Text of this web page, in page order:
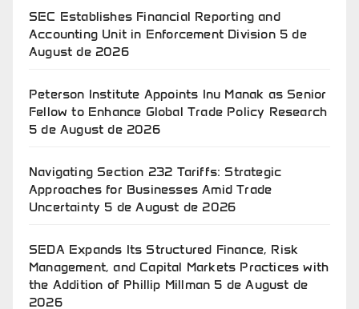
SEC Establishes Financial Reporting and
Accounting Unit in Enforcement Division 5 de
August de 2026
Peterson Institute Appoints Inu Manak as Senior
Fellow to Enhance Global Trade Policy Research
5 de August de 2026
Navigating Section 232 Tariffs: Strategic
Approaches for Businesses Amid Trade
Uncertainty 5 de August de 2026
SEDA Expands Its Structured Finance, Risk
Management, and Capital Markets Practices with
the Addition of Phillip Millman 5 de August de
2026